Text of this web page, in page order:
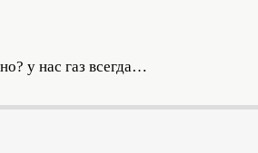
у нас газ всегда…